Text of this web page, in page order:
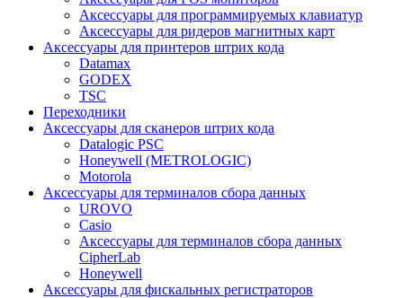
Аксессуары для программируемых клавиатур
Аксессуары для ридеров магнитных карт
Аксессуары для принтеров штрих кода
Datamax
GODEX
TSC
Переходники
Аксессуары для сканеров штрих кода
Datalogic PSC
Honeywell (METROLOGIC)
Motorola
Аксессуары для терминалов сбора данных
UROVO
Casio
Аксессуары для терминалов сбора данных
CipherLab
Honeywell
Аксессуары для фискальных регистраторов